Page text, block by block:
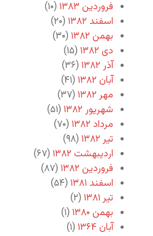
فروردین ۱۳۸۳
(۱۰)
اسفند ۱۳۸۲
(۲۰)
بهمن ۱۳۸۲
(۳۰)
دی ۱۳۸۲
(۱۵)
آذر ۱۳۸۲
(۳۶)
آبان ۱۳۸۲
(۴۱)
مهر ۱۳۸۲
(۳۷)
شهریور ۱۳۸۲
(۵۱)
مرداد ۱۳۸۲
(۷۰)
تیر ۱۳۸۲
(۹۸)
اردیبهشت ۱۳۸۲
(۶۷)
فروردین ۱۳۸۲
(۸۷)
اسفند ۱۳۸۱
(۵۴)
تیر ۱۳۸۱
(۲)
بهمن ۱۳۸۰
(۱)
آبان ۱۳۶۴
(۱)